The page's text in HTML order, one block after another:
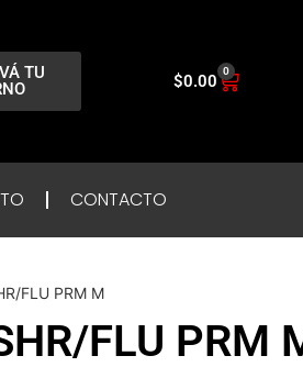
TU
$0.00 0
CONTACTO
FLU PRM M
FLU PRM